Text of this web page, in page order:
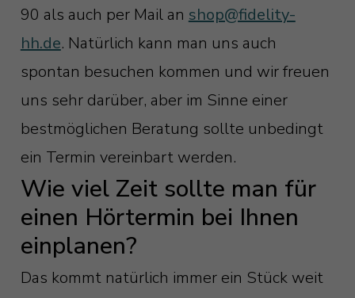
90 als auch per Mail an shop@fidelity-
hh.de. Natürlich kann man uns auch
spontan besuchen kommen und wir freuen
uns sehr darüber, aber im Sinne einer
bestmöglichen Beratung sollte unbedingt
ein Termin vereinbart werden.
Wie viel Zeit sollte man für
einen Hörtermin bei Ihnen
einplanen?
Das kommt natürlich immer ein Stück weit